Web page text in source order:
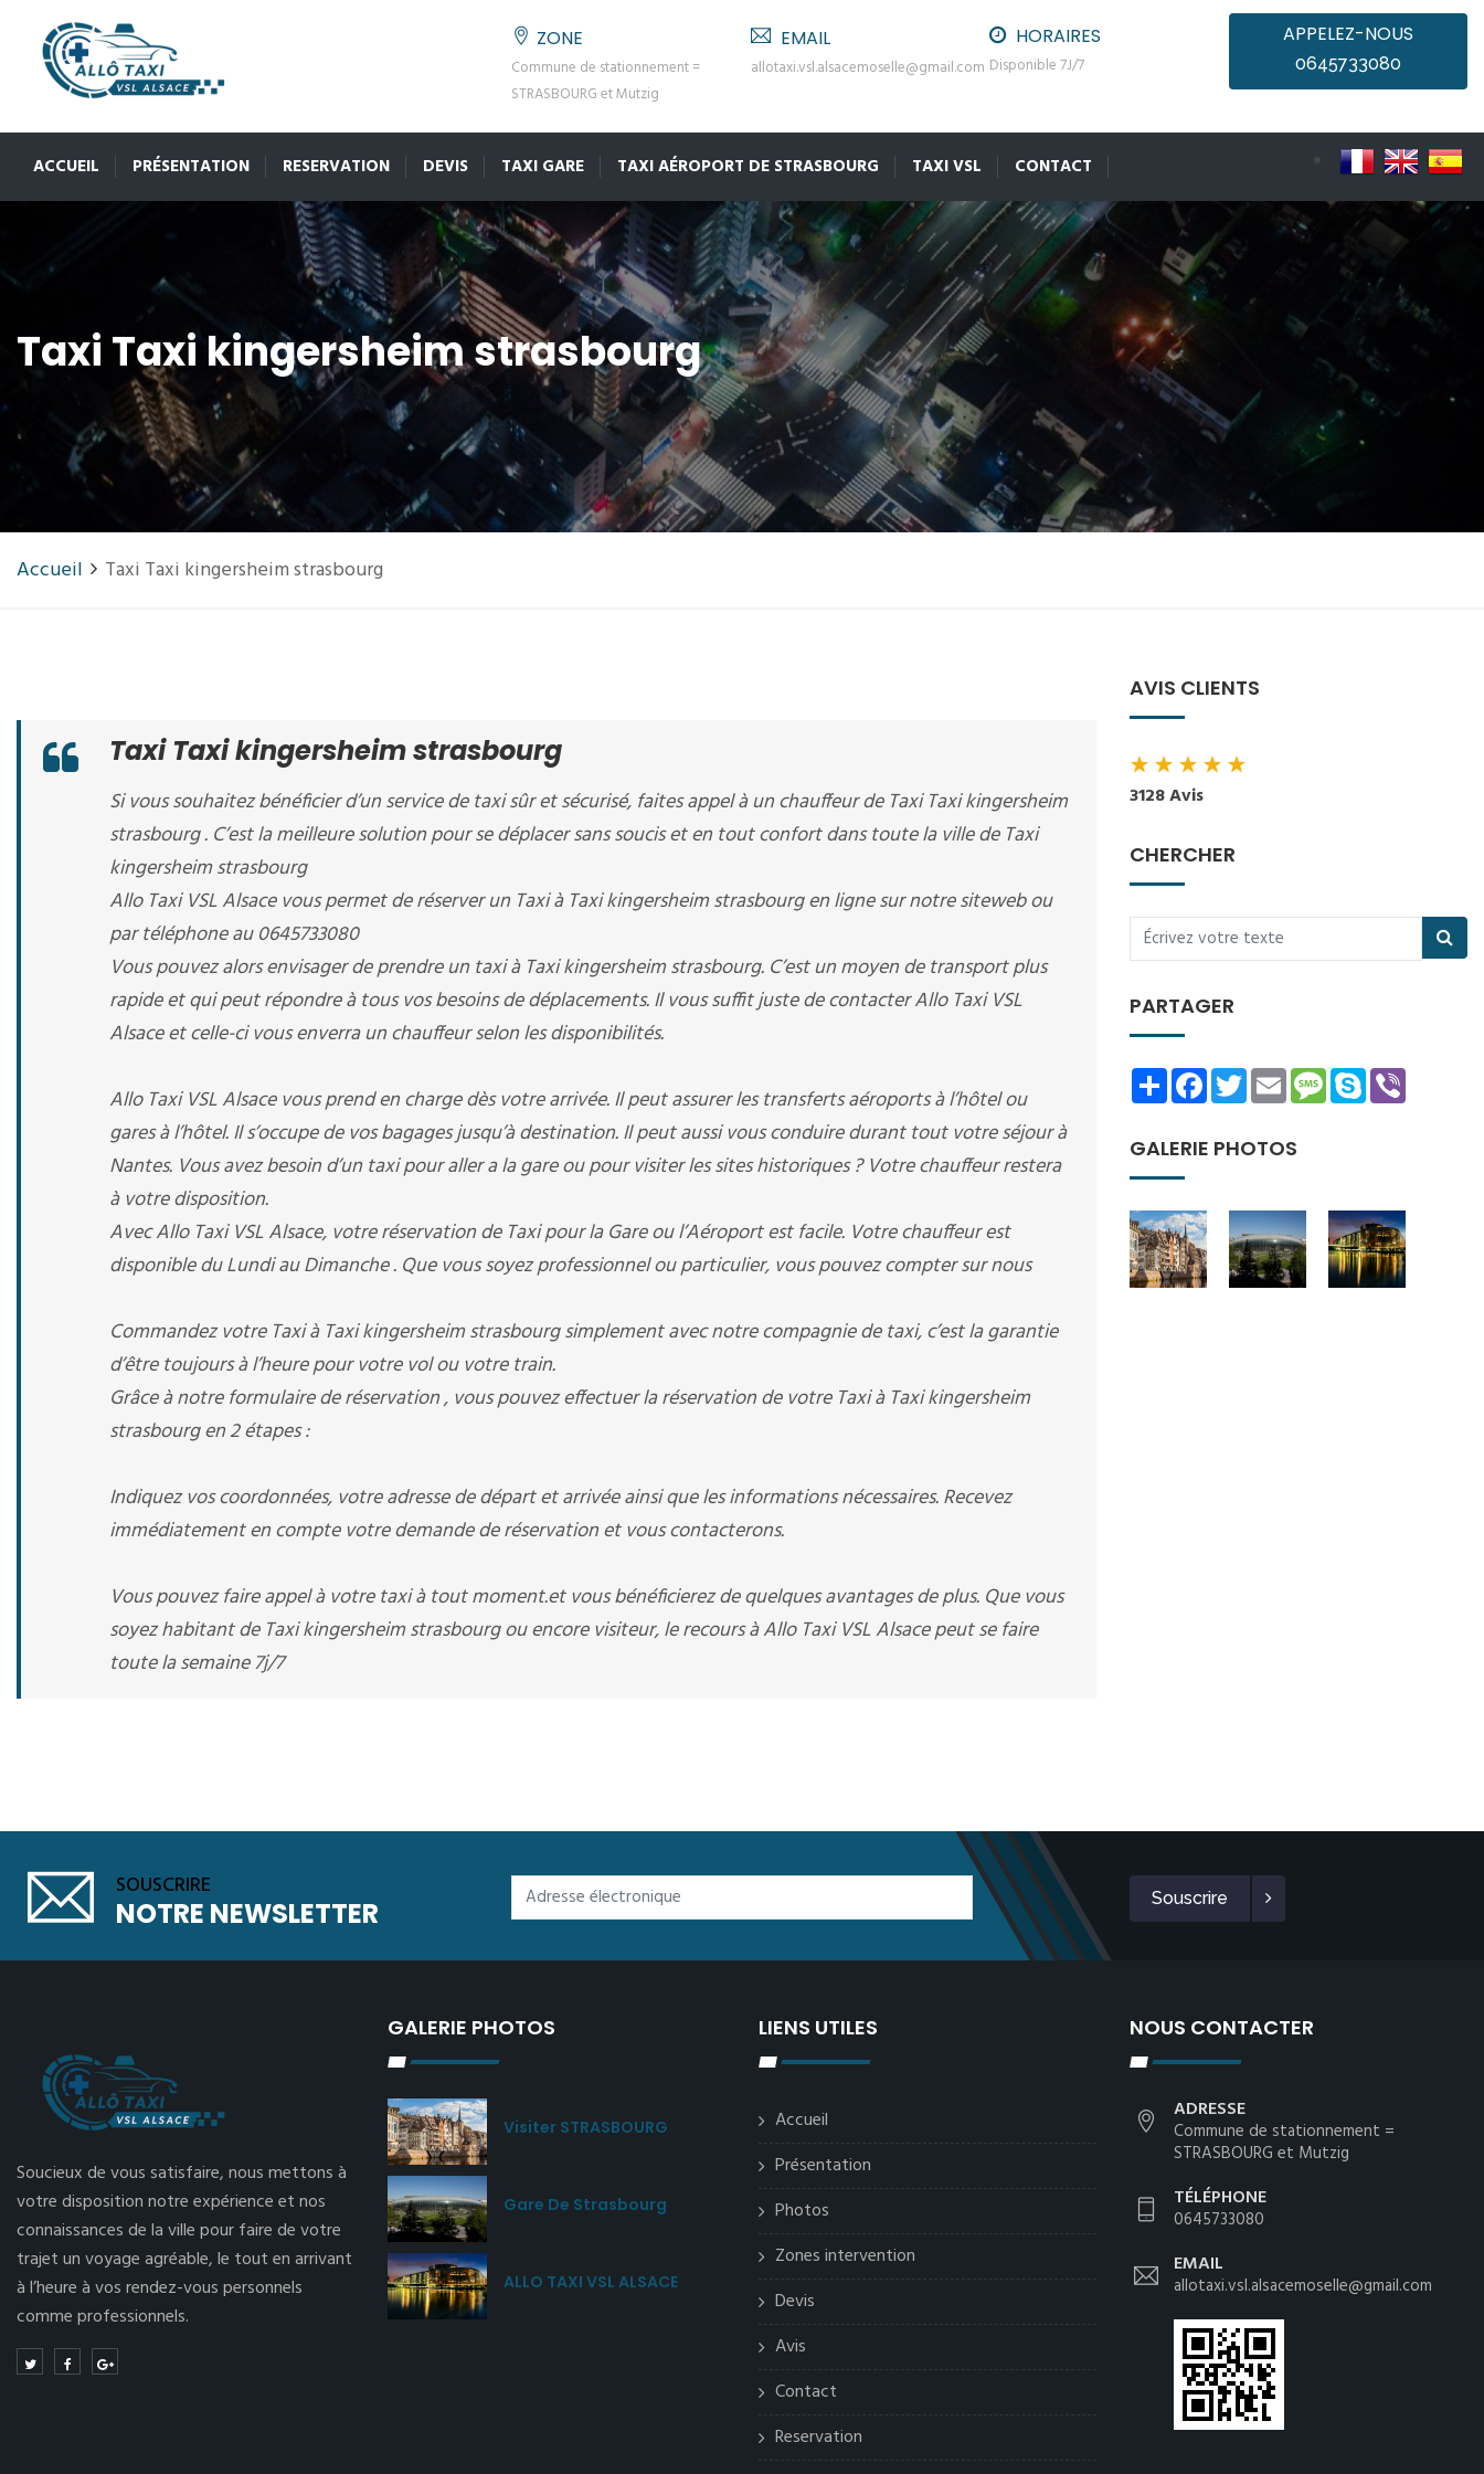
ZONE
Commune de stationnement =
STRASBOURG et Mutzig
EMAIL
allotaxi.vsl.alsacemoselle@gmail.com
HORAIRES
Disponible 7J/7
APPELEZ-NOUS
0645733080
ACCUEIL PRÉSENTATION RESERVATION DEVIS TAXI GARE TAXI AÉROPORT DE STRASBOURG TAXI VSL CONTACT
Taxi Taxi kingersheim strasbourg
Accueil Taxi Taxi kingersheim strasbourg
Taxi Taxi kingersheim strasbourg
Si vous souhaitez bénéficier d’un service de taxi sûr et sécurisé, faites appel à un chauffeur de Taxi Taxi kingersheim
strasbourg . C’est la meilleure solution pour se déplacer sans soucis et en tout confort dans toute la ville de Taxi
kingersheim strasbourg
Allo Taxi VSL Alsace vous permet de réserver un Taxi à Taxi kingersheim strasbourg en ligne sur notre siteweb ou
par téléphone au 0645733080
Vous pouvez alors envisager de prendre un taxi à Taxi kingersheim strasbourg. C’est un moyen de transport plus
rapide et qui peut répondre à tous vos besoins de déplacements. Il vous suffit juste de contacter Allo Taxi VSL
Alsace et celle-ci vous enverra un chauffeur selon les disponibilités.
Allo Taxi VSL Alsace vous prend en charge dès votre arrivée. Il peut assurer les transferts aéroports à l’hôtel ou
gares à l’hôtel. Il s’occupe de vos bagages jusqu’à destination. Il peut aussi vous conduire durant tout votre séjour à
Nantes. Vous avez besoin d’un taxi pour aller a la gare ou pour visiter les sites historiques ? Votre chauffeur restera
à votre disposition.
Avec Allo Taxi VSL Alsace, votre réservation de Taxi pour la Gare ou l’Aéroport est facile. Votre chauffeur est
disponible du Lundi au Dimanche . Que vous soyez professionnel ou particulier, vous pouvez compter sur nous
Commandez votre Taxi à Taxi kingersheim strasbourg simplement avec notre compagnie de taxi, c’est la garantie
d’être toujours à l’heure pour votre vol ou votre train.
Grâce à notre formulaire de réservation , vous pouvez effectuer la réservation de votre Taxi à Taxi kingersheim
strasbourg en 2 étapes :
Indiquez vos coordonnées, votre adresse de départ et arrivée ainsi que les informations nécessaires. Recevez
immédiatement en compte votre demande de réservation et vous contacterons.
Vous pouvez faire appel à votre taxi à tout moment.et vous bénéficierez de quelques avantages de plus. Que vous
soyez habitant de Taxi kingersheim strasbourg ou encore visiteur, le recours à Allo Taxi VSL Alsace peut se faire
toute la semaine 7j/7
AVIS CLIENTS
★★★★★
3128 Avis
CHERCHER
PARTAGER
ShareFacebookTwitterEmailMessage
Skype
GALERIE PHOTOS
SOUSCRIRE
NOTRE NEWSLETTER Souscrire
Soucieux de vous satisfaire, nous mettons à
votre disposition notre expérience et nos
connaissances de la ville pour faire de votre
trajet un voyage agréable, le tout en arrivant
à l’heure à vos rendez-vous personnels
comme professionnels.
GALERIE PHOTOS
Visiter STRASBOURG
Gare De Strasbourg
ALLO TAXI VSL ALSACE
LIENS UTILES
Accueil
Présentation
Photos
Zones intervention
Devis
Avis
Contact
Reservation
NOUS CONTACTER
ADRESSE
Commune de stationnement =
STRASBOURG et Mutzig
TÉLÉPHONE
0645733080
EMAIL
allotaxi.vsl.alsacemoselle@gmail.com